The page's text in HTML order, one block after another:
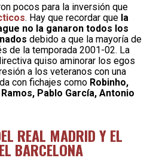
pocos para la inversión que
. Hay que recordar que la
no la ganaron todos los
debido a que la mayoría de
de la temporada 2001-02. La
quiso aminorar los egos
a los veteranos con una
con fichajes como Robinho,
Pablo García, Antonio
REAL MADRID Y EL
BARCELONA